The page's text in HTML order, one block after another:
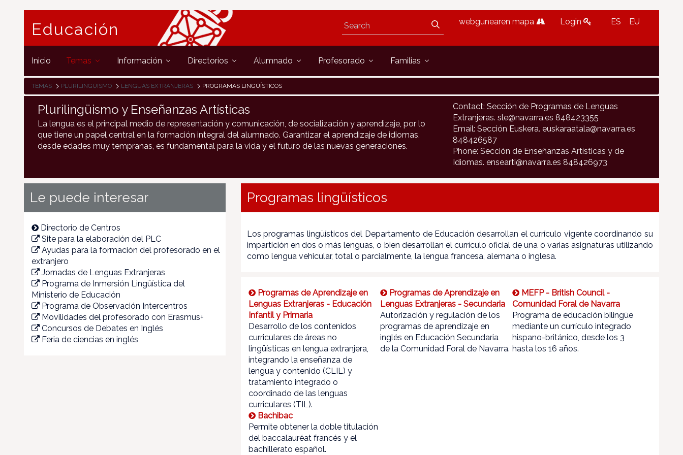
Educación webgunearen mapa Login ES EU
Inicio Temas Información Directorios Alumnado Profesorado Familias
TEMAS PLURILINGÜISMO LENGUAS EXTRANJERAS PROGRAMAS LINGÜÍSTICOS
Plurilingüismo y Enseñanzas Artísticas
La lengua es el principal medio de representación y comunicación, de socialización y aprendizaje, por lo
que tiene un papel central en la formación integral del alumnado. Garantizar el aprendizaje de idiomas,
desde edades muy tempranas, es fundamental para la vida y el futuro de las nuevas generaciones.
Contact: Sección de Programas de Lenguas
Extranjeras. sle@navarra.es 848423355
Email: Sección Euskera. euskaraatala@navarra.es
848426587
Phone: Sección de Enseñanzas Artísticas y de
Idiomas. ensearti@navarra.es 848426973
Le puede interesar
Directorio de Centros
Site para la elaboración del PLC
Ayudas para la formación del profesorado en el
extranjero
Jornadas de Lenguas Extranjeras
Programa de Inmersión Lingüística del
Ministerio de Educación
Programa de Observación Intercentros
Movilidades del profesorado con Erasmus+
Concursos de Debates en Inglés
Feria de ciencias en inglés
Programas lingüísticos
Los programas lingüísticos del Departamento de Educación desarrollan el currículo vigente coordinando su
impartición en dos o más lenguas, o bien desarrollan el currículo oficial de una o varias asignaturas utilizando
como lengua vehicular, total o parcialmente, la lengua francesa, alemana o inglesa.
Programas de Aprendizaje en
Lenguas Extranjeras - Educación
Infantil y Primaria
Desarrollo de los contenidos
curriculares de áreas no
lingüísticas en lengua extranjera,
integrando la enseñanza de
lengua y contenido (CLIL) y
tratamiento integrado o
coordinado de las lenguas
curriculares (TIL).
Programas de Aprendizaje en
Lenguas Extranjeras - Secundaria
Autorización y regulación de los
programas de aprendizaje en
inglés en Educación Secundaria
de la Comunidad Foral de Navarra.
MEFP - British Council -
Comunidad Foral de Navarra
Programa de educación bilingüe
mediante un currículo integrado
hispano-británico, desde los 3
hasta los 16 años.
Bachibac
Permite obtener la doble titulación
del baccalauréat francés y el
bachillerato español.